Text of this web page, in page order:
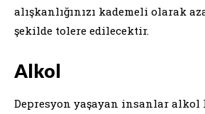
alışkanlığınızı kademeli olarak
şekilde tolere edilecektir.
Alkol
Depresyon yaşayan insanlar alkol